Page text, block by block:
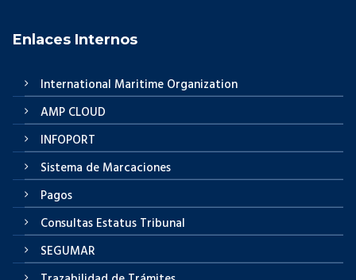
Enlaces Internos
International Maritime Organization
AMP CLOUD
INFOPORT
Sistema de Marcaciones
Pagos
Consultas Estatus Tribunal
SEGUMAR